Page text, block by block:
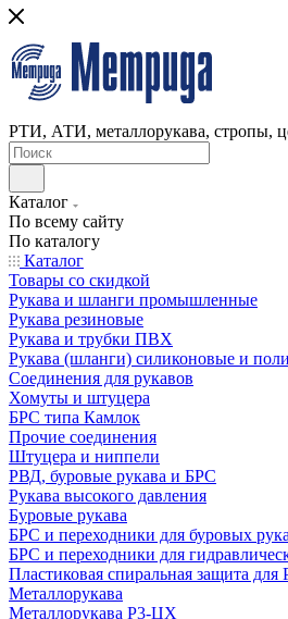
РТИ, АТИ, металлорукава, стропы,
Каталог
По всему сайту
По каталогу
Каталог
Товары со скидкой
Рукава и шланги промышленные
Рукава резиновые
Рукава и трубки ПВХ
Рукава (шланги) силиконовые и
Соединения для рукавов
Хомуты и штуцера
БРС типа Камлок
Прочие соединения
Штуцера и ниппели
РВД, буровые рукава и БРС
Рукава высокого давления
Буровые рукава
БРС и переходники для буровых
БРС и переходники для
Пластиковая спиральная защита для
Металлорукава
Металлорукава Р3-ЦХ